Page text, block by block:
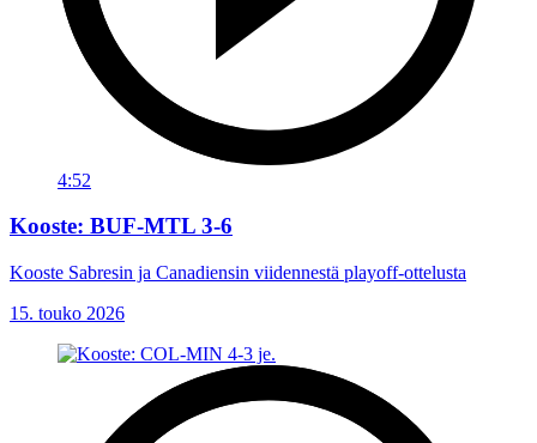
4:52
Kooste: BUF-MTL 3-6
Kooste Sabresin ja Canadiensin viidennestä playoff-ottelusta
15. touko 2026